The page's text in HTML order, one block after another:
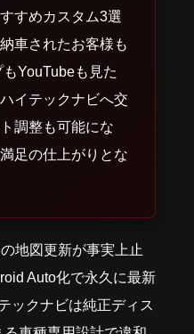
すめカスタム3選
車されたお客様も
もYouTubeも見た
イテックナビへ交
調整も可能にな
足の仕上がりとな
地図更新が事実上止
Auto化で永久に最新
ックナビは純正ディス